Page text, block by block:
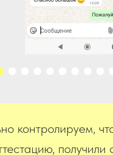
контролируем,
получили